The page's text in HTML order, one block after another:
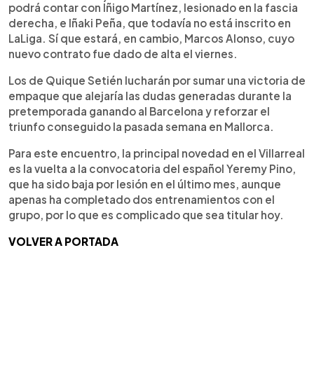
podrá contar con Íñigo Martínez, lesionado en la fascia
derecha, e Iñaki Peña, que todavía no está inscrito en
LaLiga. Sí que estará, en cambio, Marcos Alonso, cuyo
nuevo contrato fue dado de alta el viernes.
Los de Quique Setién lucharán por sumar una victoria de
empaque que alejaría las dudas generadas durante la
pretemporada ganando al Barcelona y reforzar el
triunfo conseguido la pasada semana en Mallorca.
Para este encuentro, la principal novedad en el Villarreal
es la vuelta a la convocatoria del español Yeremy Pino,
que ha sido baja por lesión en el último mes, aunque
apenas ha completado dos entrenamientos con el
grupo, por lo que es complicado que sea titular hoy.
VOLVER A PORTADA